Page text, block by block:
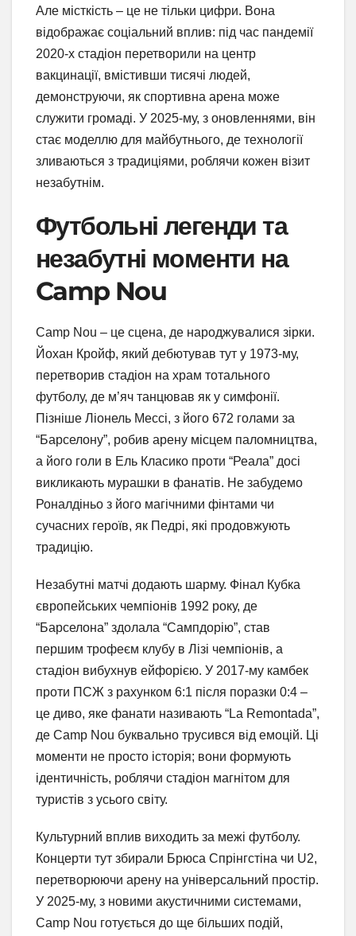
Але місткість – це не тільки цифри. Вона
відображає соціальний вплив: під час пандемії
2020-х стадіон перетворили на центр
вакцинації, вмістивши тисячі людей,
демонструючи, як спортивна арена може
служити громаді. У 2025-му, з оновленнями, він
стає моделлю для майбутнього, де технології
зливаються з традиціями, роблячи кожен візит
незабутнім.
Футбольні легенди та
незабутні моменти на
Camp Nou
Camp Nou – це сцена, де народжувалися зірки.
Йохан Кройф, який дебютував тут у 1973-му,
перетворив стадіон на храм тотального
футболу, де м’яч танцював як у симфонії.
Пізніше Ліонель Мессі, з його 672 голами за
“Барселону”, робив арену місцем паломництва,
а його голи в Ель Класико проти “Реала” досі
викликають мурашки в фанатів. Не забудемо
Роналдіньо з його магічними фінтами чи
сучасних героїв, як Педрі, які продовжують
традицію.
Незабутні матчі додають шарму. Фінал Кубка
європейських чемпіонів 1992 року, де
“Барселона” здолала “Сампдорію”, став
першим трофеєм клубу в Лізі чемпіонів, а
стадіон вибухнув ейфорією. У 2017-му камбек
проти ПСЖ з рахунком 6:1 після поразки 0:4 –
це диво, яке фанати називають “La Remontada”,
де Camp Nou буквально трусився від емоцій. Ці
моменти не просто історія; вони формують
ідентичність, роблячи стадіон магнітом для
туристів з усього світу.
Культурний вплив виходить за межі футболу.
Концерти тут збирали Брюса Спрінгстіна чи U2,
перетворюючи арену на універсальний простір.
У 2025-му, з новими акустичними системами,
Camp Nou готується до ще більших подій,